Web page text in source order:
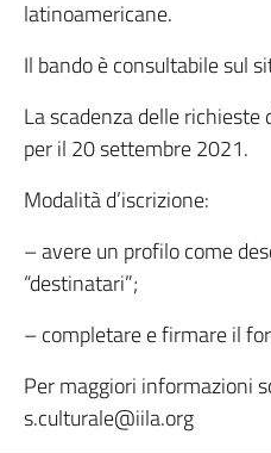
latinoamericane.
Il bando è consultabile sul
La scadenza delle
per il 20 settembre 2021.
Modalità d’iscrizione:
– avere un profilo come
“destinatari”;
– completare e firmare il
Per maggiori informazioni
s.culturale@iila.org